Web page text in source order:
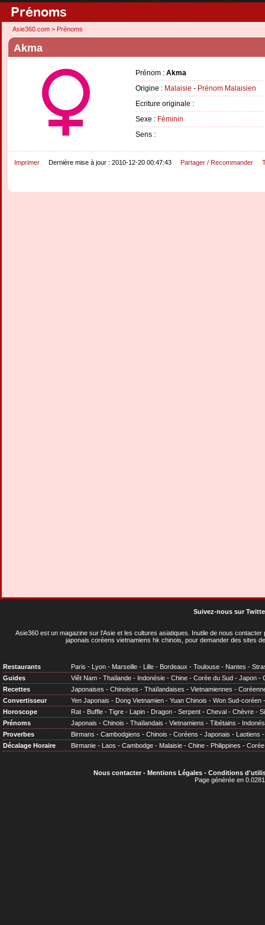
Prénoms
Asie360.com > Prénoms
Akma
Prénom : Akma
Origine : Malaisie - Prénom Malaisien
Ecriture originale :
Sexe : Féminin
Sens :
Imprimer Dernière mise à jour : 2010-12-20 00:47:43 Partager / Recommander
Suivez-nous sur
Asie360 est un magazine sur l'Asie et les cultures asiatiques . Inutile de nous
japonais coréens vietnamiens hk chinois, pour demander des sites
Restaurants Paris - Lyon - Marseille - Lille - Bordeaux - Toulouse - Nantes -
Guides
Viêt Nam - Thaïlande - Indonésie - Chine - Corée du Sud - Japon -
Recettes
Japonaises - Chinoises - Thaïlandaises - Vietnamiennes -
Convertisseur
Yen Japonais - Dong Vietnamien - Yuan Chinois - Won Sud-coréen
Horoscope
Rat - Buffle - Tigre - Lapin - Dragon - Serpent - Cheval - Chèvre -
Prénoms
Japonais - Chinois - Thaïlandais - Vietnamiens - Tibétains -
Proverbes
Birmans - Cambodgiens - Chinois - Coréens - Japonais - Laotiens
Décalage Horaire
Birmanie - Laos - Cambodge - Malaisie - Chine - Philippines - Corée
Nous contacter- Mentions Légales- Conditions
Page générée en